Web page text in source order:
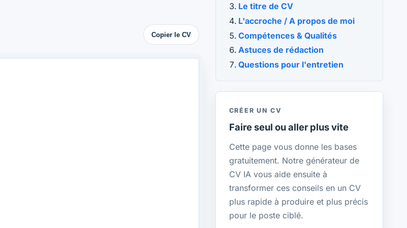
Copier le CV
Le titre de CV
L'accroche / A propos de moi
Compétences & Qualités
Astuces de rédaction
Questions pour l'entretien
CRÉER UN CV
Faire seul ou aller plus vite
Cette page vous donne les bases
gratuitement. Notre générateur de
CV IA vous aide ensuite à
transformer ces conseils en un CV
plus rapide à produire et plus précis
pour le poste ciblé.